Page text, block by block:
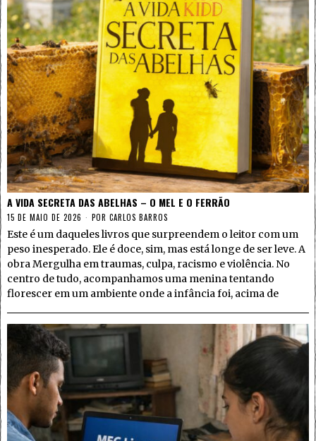
A VIDA SECRETA DAS ABELHAS – O MEL E O FERRÃO
15 DE MAIO DE 2026 POR CARLOS BARROS
Este é um daqueles livros que surpreendem o leitor com um
peso inesperado. Ele é doce, sim, mas está longe de ser leve. A
obra Mergulha em traumas, culpa, racismo e violência. No
centro de tudo, acompanhamos uma menina tentando
florescer em um ambiente onde a infância foi, acima de